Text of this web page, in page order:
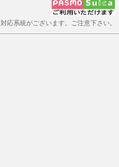
応系統がございます。ご注意下さい。